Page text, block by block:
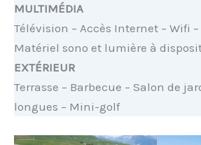
MULTIMÉDIA
Télévision – Accès Internet – Wifi
Matériel sono et lumière à
EXTÉRIEUR
Terrasse – Barbecue – Salon de
longues – Mini-golf